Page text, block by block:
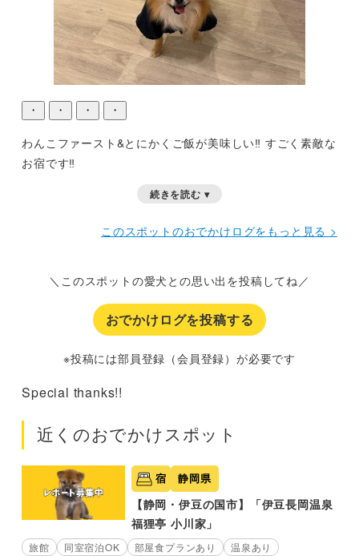
・ ・ ・ ・
わんこファースト&とにかくご飯が美味しい‼︎ すごく素敵な
お宿です‼︎
続きを読む ▾
このスポットのおでかけログをもっと見る >
＼このスポットの愛犬との思い出を投稿してね／
おでかけログを投稿する
※投稿には部員登録（会員登録）が必要です
Special thanks!!
近くのおでかけスポット
宿 静岡県
【静岡・伊豆の国市】「伊豆長岡温泉
福狸亭 小川家」
旅館 同室宿泊OK 部屋食プランあり
温泉あり